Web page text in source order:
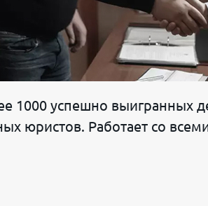
1000 успешно выигранных
юристов. Работает со